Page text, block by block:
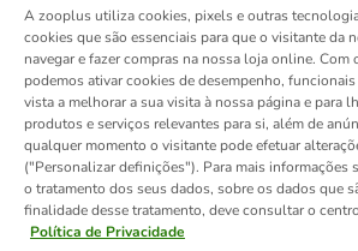
A zooplus utiliza cookies, pixels e outras
cookies que são essenciais para que o visitante da
navegar e fazer compras na nossa loja online. Com
podemos ativar cookies de desempenho,
vista a melhorar a sua visita à nossa página e para
produtos e serviços relevantes para si, além de
qualquer momento o visitante pode efetuar
("Personalizar definições"). Para mais informações
o tratamento dos seus dados, sobre os dados que
finalidade desse tratamento, deve consultar o
Política de Privacidade